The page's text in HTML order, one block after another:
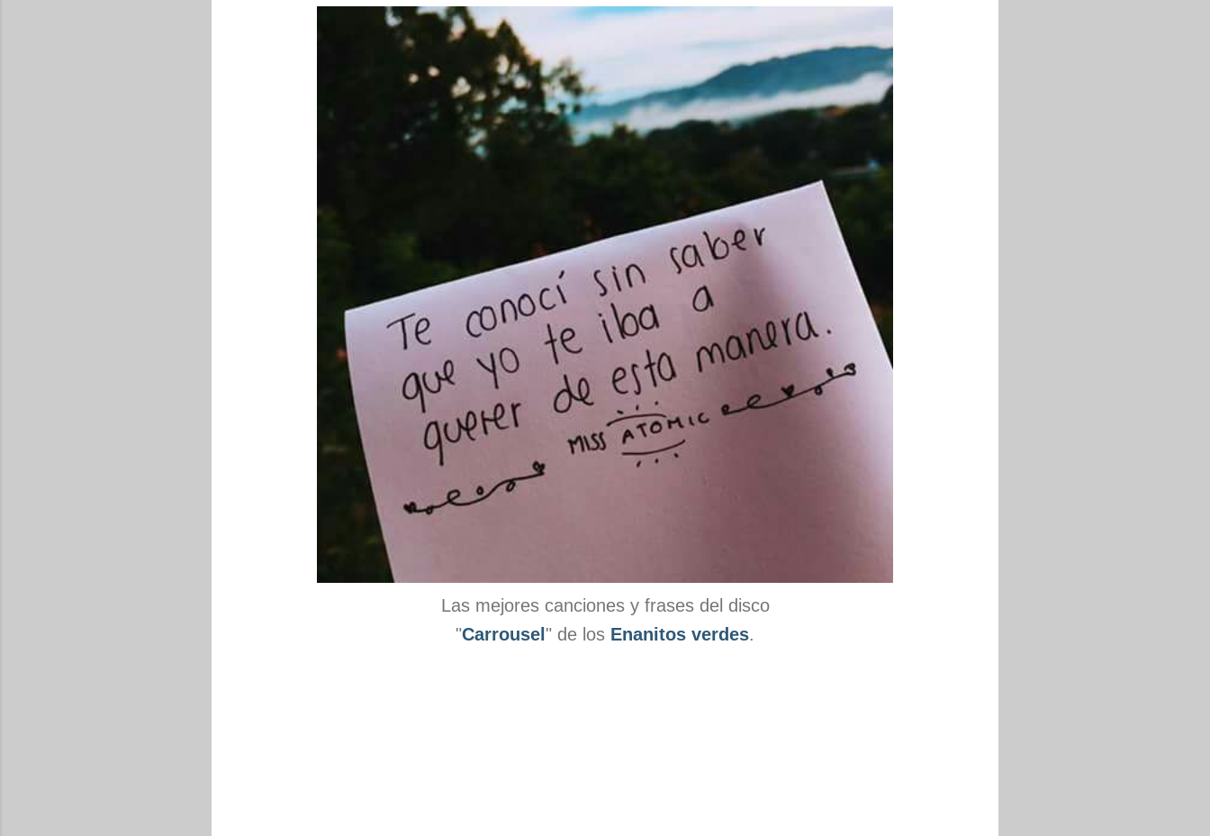
Las mejores canciones y frases del disco
"Carrousel " de los Enanitos verdes.